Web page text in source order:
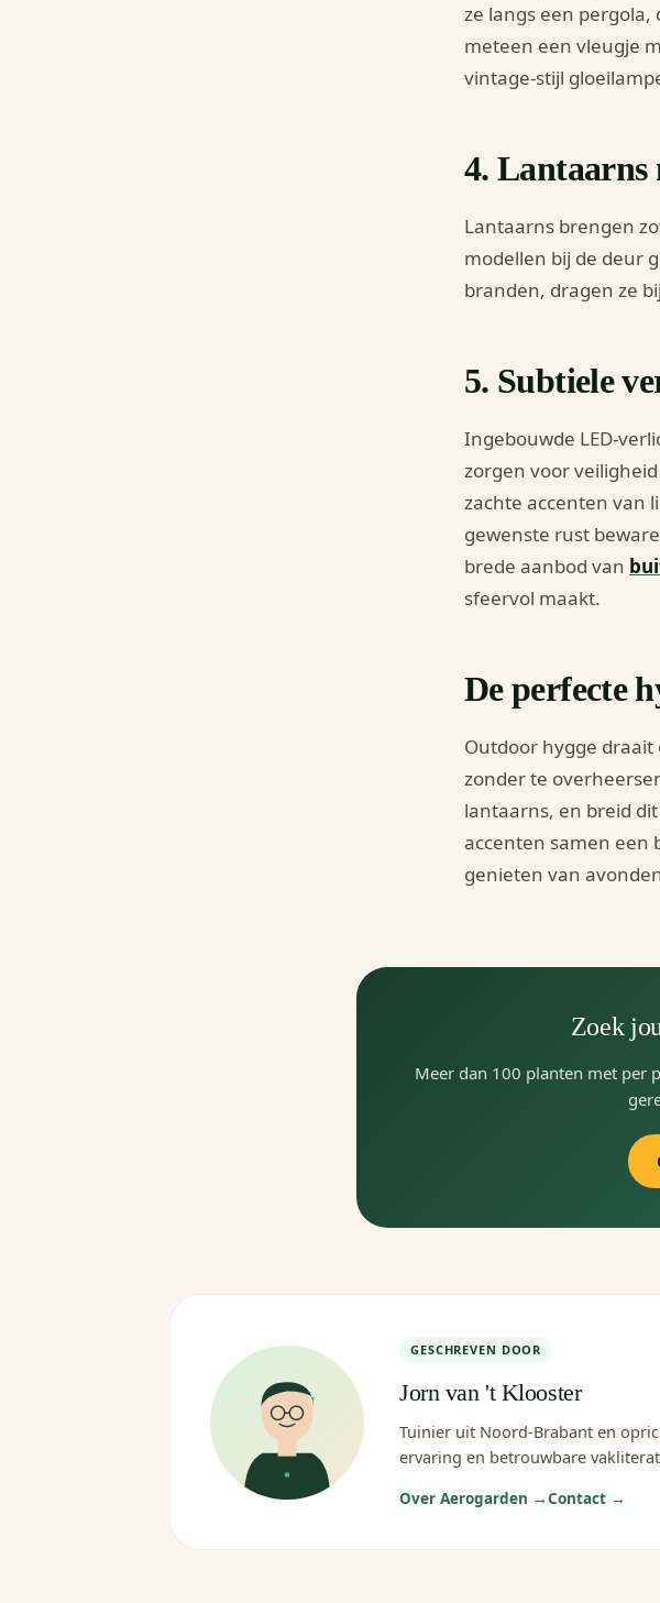
ze langs een
meteen een vleugje
vintage-stijl
4.
Lantaarns brengen
modellen bij de deur
branden, dragen ze
5. Subtiele
Ingebouwde LED-
zorgen voor
zachte accenten van
gewenste rust
brede aanbod van
sfeervol maakt.
De perfecte
Outdoor hygge
zonder te
lantaarns, en breid
accenten samen een
genieten van
Zoek
Meer dan 100 planten met per
GESCHREVEN DOOR
Jorn van 't Klooster
Tuinier uit Noord-Brabant en
ervaring en betrouwbare
Over Aerogarden →Contact →